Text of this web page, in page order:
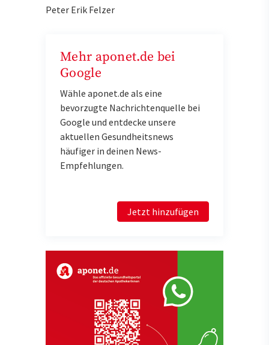
Peter Erik Felzer
Mehr aponet.de bei
Google
Wähle aponet.de als eine
bevorzugte Nachrichtenquelle bei
Google und entdecke unsere
aktuellen Gesundheitsnews
häufiger in deinen News-
Empfehlungen.
Jetzt hinzufügen